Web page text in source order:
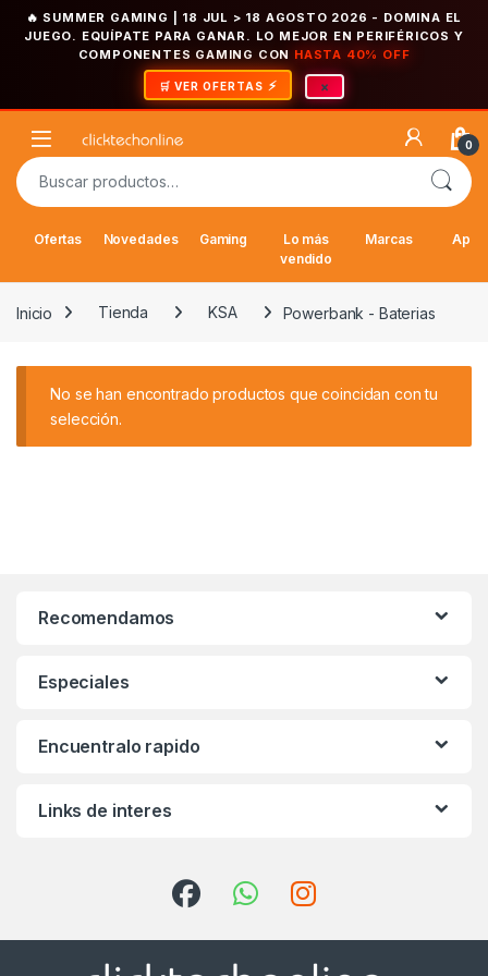
🔥 SUMMER GAMING | 18 JUL > 18 AGOSTO 2026 - DOMINA EL
JUEGO. EQUÍPATE PARA GANAR. LO MEJOR EN PERIFÉRICOS Y
COMPONENTES GAMING CON HASTA 40% OFF
🛒 VER OFERTAS ×
Open 0
Buscar por:
Ofertas Novedades Gaming
Lo más
vendido
Marcas
Inicio Tienda KSA Powerbank - Baterias
No se han encontrado productos que coincidan con tu
selección.
Recomendamos
Especiales
Encuentralo rapido
Links de interes